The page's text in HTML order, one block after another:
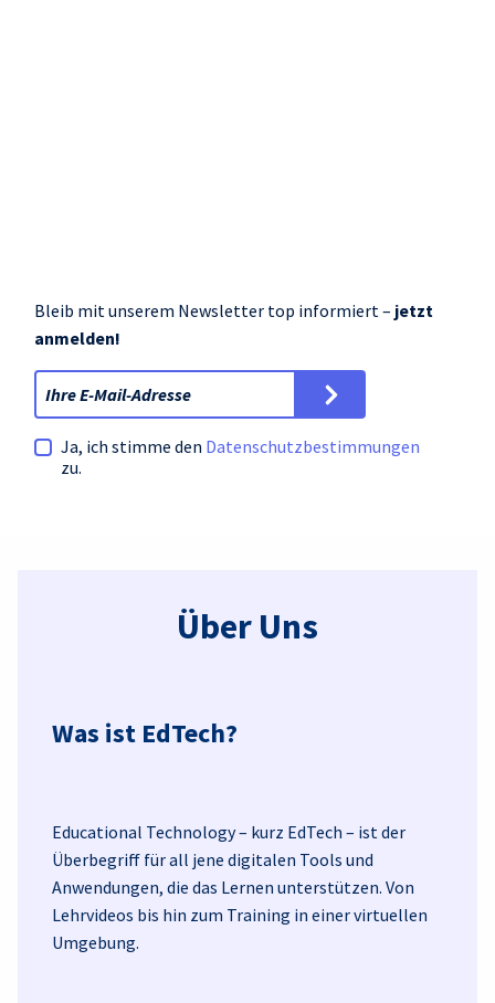
Bleib mit unserem Newsletter top informiert – jetzt
anmelden!
Ja, ich stimme den Datenschutz­bestimmungen
zu.
Über Uns
Was ist EdTech?
Educational Technology – kurz EdTech – ist der
Überbegriff für all jene digitalen Tools und
Anwendungen, die das Lernen unterstützen. Von
Lehrvideos bis hin zum Training in einer virtuellen
Umgebung.